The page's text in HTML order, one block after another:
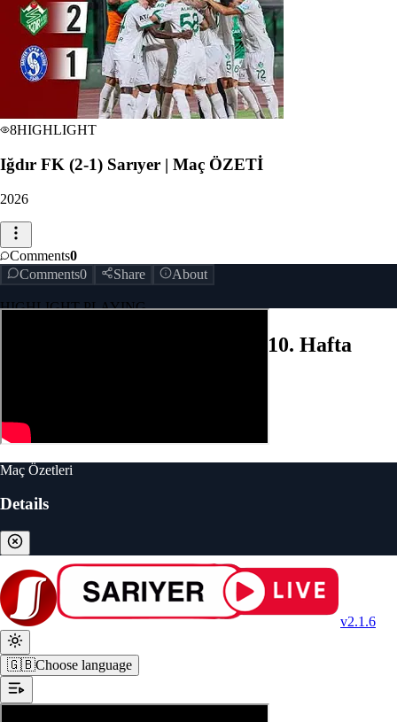
8HIGHLIGHT
Iğdır FK (2-1) Sarıyer | Maç ÖZETİ
2026
Comments0
Comments0 Share About
HIGHLIGHT PLAYING
Ümraniyespor (1-3) Sarıyer | 10. Hafta
Maç Özetleri
Details
v2.1.6
🇬🇧Choose language